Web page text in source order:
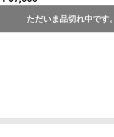
ただいま品切れ中です。